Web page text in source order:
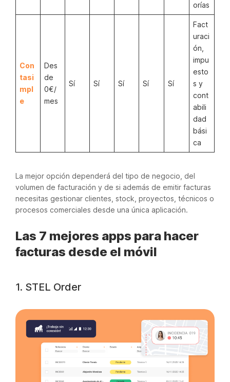
orías
Con
tasi
mpl
e
Des
de
0€/
mes
Sí Sí Sí Sí Sí
Fact
uraci
ón,
impu
esto
s y
cont
abili
dad
bási
ca
La mejor opción dependerá del tipo de negocio, del
volumen de facturación y de si además de emitir facturas
necesitas gestionar clientes, stock, proyectos, técnicos o
procesos comerciales desde una única aplicación.
Las 7 mejores apps para hacer
facturas desde el móvil
1. STEL Order